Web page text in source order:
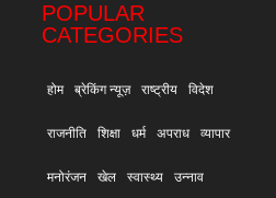
POPULAR
CATEGORIES
होम ब्रेकिंग न्यूज़ राष्ट्रीय विदेश
राजनीति शिक्षा धर्म अपराध व्यापार
मनोरंजन खेल स्वास्थ्य उन्नाव